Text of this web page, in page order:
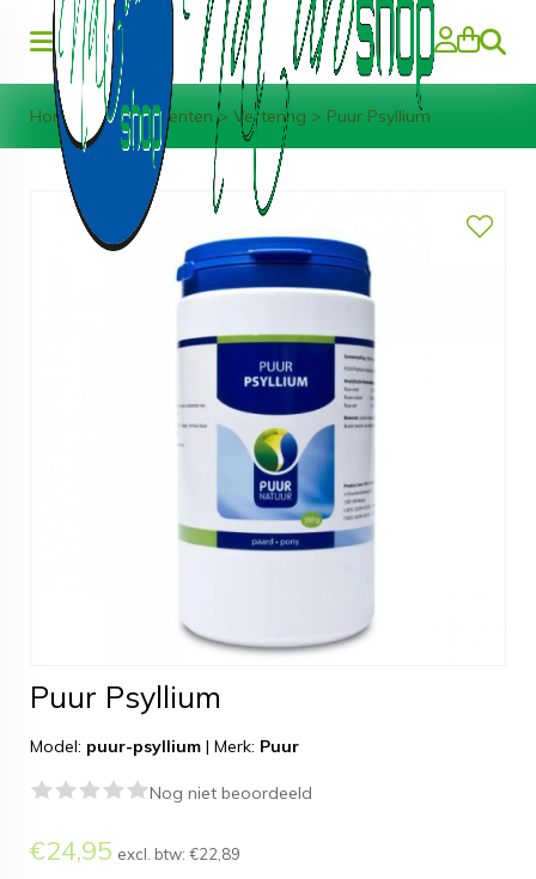
Zoeken
Home > Supplementen > Vertering > Puur Psyllium
Puur Psyllium
Model: puur-psyllium | Merk: Puur
Nog niet beoordeeld
€24,95 excl. btw: €22,89